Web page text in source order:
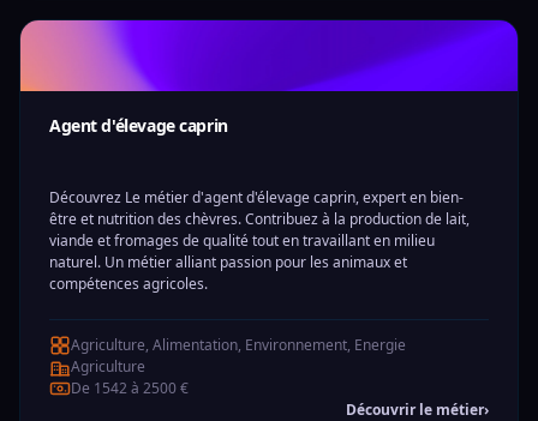
Agent d'élevage caprin
Découvrez Le métier d'agent d'élevage caprin, expert en bien-
être et nutrition des chèvres. Contribuez à la production de lait,
viande et fromages de qualité tout en travaillant en milieu
naturel. Un métier alliant passion pour les animaux et
compétences agricoles.
Agriculture, Alimentation, Environnement, Energie
Agriculture
De 1542 à 2500 €
Découvrir le métier›